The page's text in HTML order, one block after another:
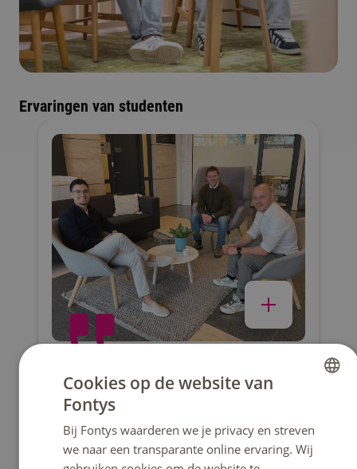
Ervaringen van studenten
voor zorgen dat DHL Supply Chain
vanaf een bepaalde datum ‘live’ kon
gaan in het bedienen van een nieuwe
klant.
ENGLISH
Cookies op de website van
Fontys
Bij Fontys waarderen we je privacy en streven
we naar een transparante online ervaring. Wij